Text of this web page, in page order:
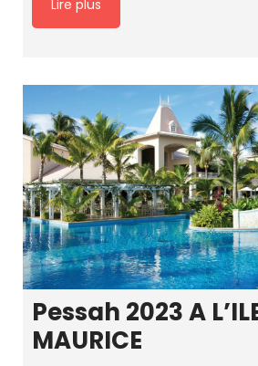
Lire plus
Pessah 2023 A
MAURICE